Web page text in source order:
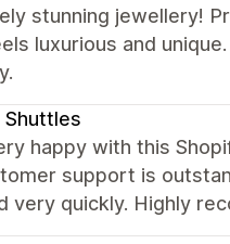
stunning jewellery!
luxurious and
Shuttles
happy with this
support is
very quickly. Highly